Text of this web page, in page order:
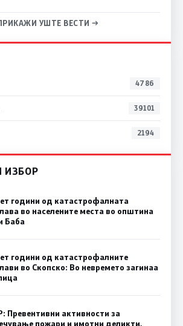
УШТЕ ВЕСТИ →
4786
39101
2194
ИЗБОР
години од катастрофалната
во населените места во општина
Баба
години од катастрофалните
во Скопско: Во невремето загинаа
Превентивни активности за
пожари и имотни деликти,